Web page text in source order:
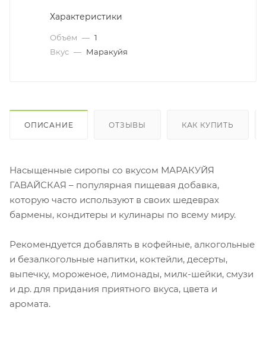
Характеристики
Объём — 1
Вкус — Маракуйя
ОПИСАНИЕ ОТЗЫВЫ КАК КУПИТЬ
Насыщенные сиропы со вкусом МАРАКУЙЯ
ГАВАЙСКАЯ – популярная пищевая добавка,
которую часто используют в своих шедеврах
бармены, кондитеры и кулинары по всему миру.
Рекомендуется добавлять в кофейные, алкогольные
и безалкогольные напитки, коктейли, десерты,
выпечку, мороженое, лимонады, милк-шейки, смузи
и др. для придания приятного вкуса, цвета и
аромата.